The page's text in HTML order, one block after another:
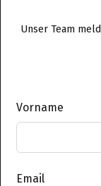
Unser Team
Vorname
Email